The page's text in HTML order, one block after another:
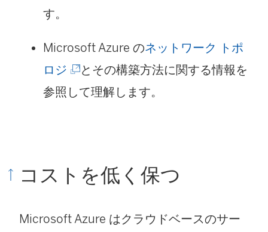
ン
ク
ド
ウ
で
が
く
ィ
ン
ド
リ
ン
ク
す。
Microsoft Azure のネットワーク トポ
ロジ (
新
ィ
ド
とその構築方法に関する情報を
参照して理解します。
コストを低く保つ
Microsoft Azure はクラウドベースのサー